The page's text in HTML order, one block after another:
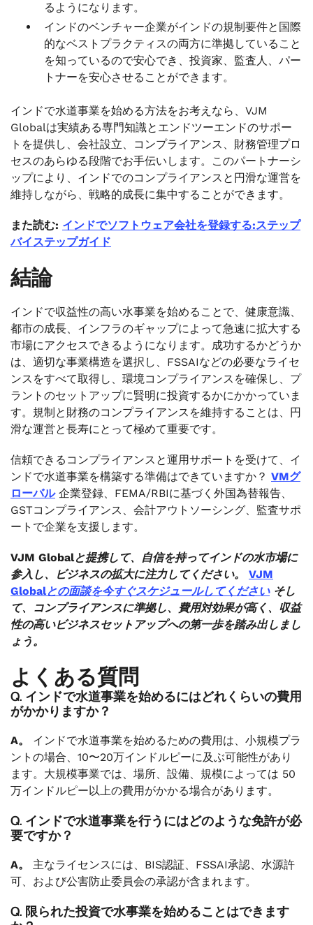
るようになります。
インドのベンチャー企業がインドの規制要件と国際
的なベストプラクティスの両方に準拠していること
を知っているので安心でき、投資家、監査人、パー
トナーを安心させることができます。
インドで水道事業を始める方法をお考えなら、VJM
Globalは実績ある専門知識とエンドツーエンドのサポー
トを提供し、会社設立、コンプライアンス、財務管理プロ
セスのあらゆる段階でお手伝いします。このパートナーシ
ップにより、インドでのコンプライアンスと円滑な運営を
維持しながら、戦略的成長に集中することができます。
また読む: インドでソフトウェア会社を登録する:ステップ
バイステップガイド
結論
インドで収益性の高い水事業を始めることで、健康意識、
都市の成長、インフラのギャップによって急速に拡大する
市場にアクセスできるようになります。成功するかどうか
は、適切な事業構造を選択し、FSSAIなどの必要なライセ
ンスをすべて取得し、環境コンプライアンスを確保し、プ
ラントのセットアップに賢明に投資するかにかかっていま
す。規制と財務のコンプライアンスを維持することは、円
滑な運営と長寿にとって極めて重要です。
信頼できるコンプライアンスと運用サポートを受けて、イ
ンドで水道事業を構築する準備はできていますか？ VMグ
ローバル企業登録、FEMA/RBIに基づく外国為替報告、
GSTコンプライアンス、会計アウトソーシング、監査サポ
ートで企業を支援します。
VJM Globalと提携して、自信を持ってインドの水市場に
参入し、ビジネスの拡大に注力してください。 VJM
Globalとの面談を今すぐスケジュールしてくださいそし
て、コンプライアンスに準拠し、費用対効果が高く、収益
性の高いビジネスセットアップへの第一歩を踏み出しまし
ょう。
よくある質問
Q. インドで水道事業を始めるにはどれくらいの費用
がかかりますか？
A。
インドで水道事業を始めるための費用は、小規模プラ
ントの場合、10〜20万インドルピーに及ぶ可能性があり
ます。大規模事業では、場所、設備、規模によっては 50
万インドルピー以上の費用がかかる場合があります。
Q. インドで水道事業を行うにはどのような免許が必
要ですか？
A。
主なライセンスには、BIS認証、FSSAI承認、水源許
可、および公害防止委員会の承認が含まれます。
Q. 限られた投資で水事業を始めることはできます